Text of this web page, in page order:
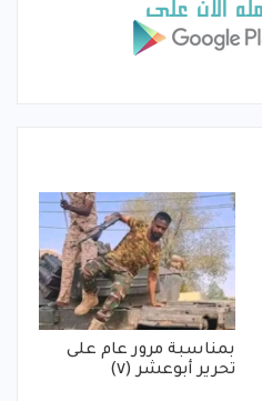
بمناسبة مرور عام على
تحرير أبوعشر (٧)